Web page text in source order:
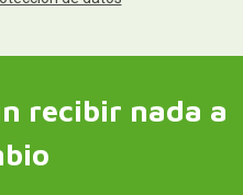
recibir nada a